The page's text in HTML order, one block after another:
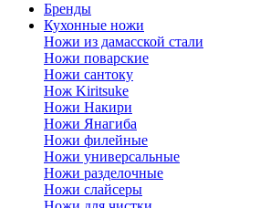
Бренды
Кухонные ножи
Ножи из дамасской стали
Ножи поварские
Ножи сантоку
Нож Kiritsuke
Ножи Накири
Ножи Янагиба
Ножи филейные
Ножи универсальные
Ножи разделочные
Ножи слайсеры